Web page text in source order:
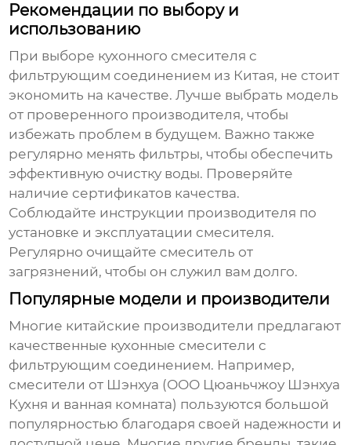
Рекомендации по выбору и
использованию
При выборе кухонного смесителя с
фильтрующим соединением из Китая, не стоит
экономить на качестве. Лучше выбрать модель
от проверенного производителя, чтобы
избежать проблем в будущем. Важно также
регулярно менять фильтры, чтобы обеспечить
эффективную очистку воды. Проверяйте
наличие сертификатов качества.
Соблюдайте инструкции производителя по
установке и эксплуатации смесителя.
Регулярно очищайте смеситель от
загрязнений, чтобы он служил вам долго.
Популярные модели и производители
Многие китайские производители предлагают
качественные кухонные смесители с
фильтрующим соединением. Например,
смесители от Шэнхуа (ООО Цюаньчжоу Шэнхуа
Кухня и ванная комната) пользуются большой
популярностью благодаря своей надежности и